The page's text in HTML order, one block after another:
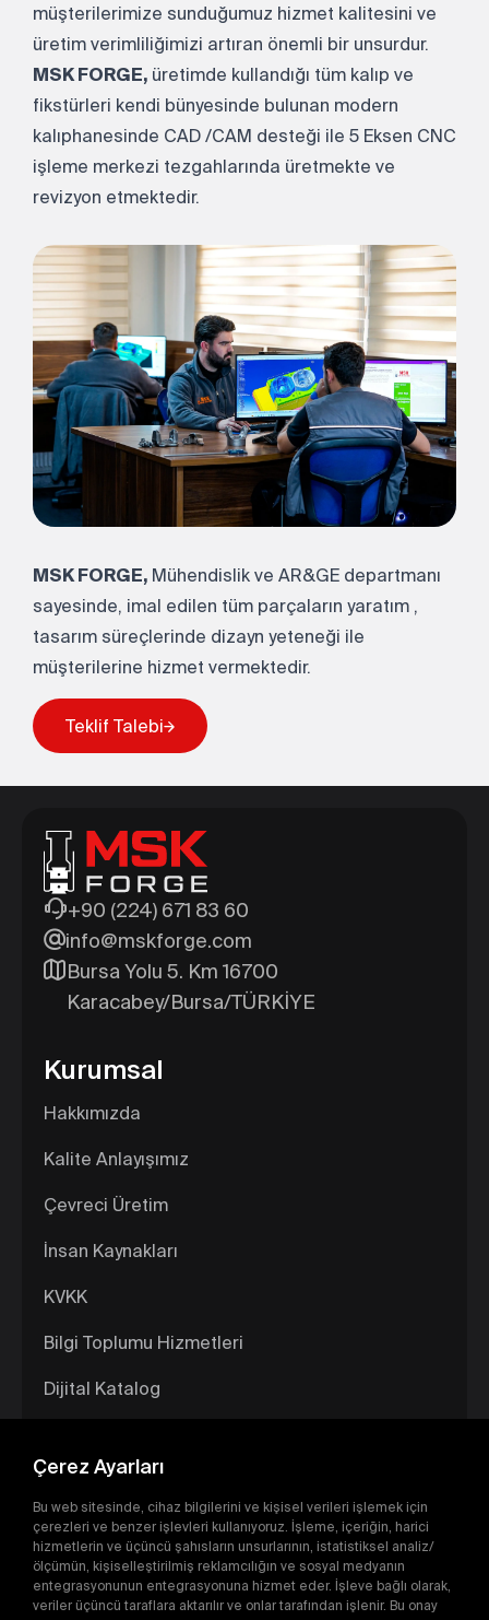
müşterilerimize sunduğumuz hizmet kalitesini ve
üretim verimliliğimizi artıran önemli bir unsurdur.
MSK FORGE, üretimde kullandığı tüm kalıp ve
fikstürleri kendi bünyesinde bulunan modern
kalıphanesinde CAD /CAM desteği ile 5 Eksen CNC
işleme merkezi tezgahlarında üretmekte ve
revizyon etmektedir.
MSK FORGE, Mühendislik ve AR&GE departmanı
sayesinde, imal edilen tüm parçaların yaratım ,
tasarım süreçlerinde dizayn yeteneği ile
müşterilerine hizmet vermektedir.
Teklif Talebi
Teklif Talebi
+90 (224) 671 83 60
info@mskforge.com
Bursa Yolu 5. Km 16700
Karacabey/Bursa/TÜRKİYE
Kurumsal
Hakkımızda
Kalite Anlayışımız
Çevreci Üretim
İnsan Kaynakları
KVKK
Bilgi Toplumu Hizmetleri
Dijital Katalog
Çerez Ayarları
Bu web sitesinde, cihaz bilgilerini ve kişisel verileri işlemek için
çerezleri ve benzer işlevleri kullanıyoruz. İşleme, içeriğin, harici
hizmetlerin ve üçüncü şahısların unsurlarının, istatistiksel analiz/
ölçümün, kişiselleştirilmiş reklamcılığın ve sosyal medyanın
entegrasyonunun entegrasyonuna hizmet eder. İşleve bağlı olarak,
veriler üçüncü taraflara aktarılır ve onlar tarafından işlenir. Bu onay